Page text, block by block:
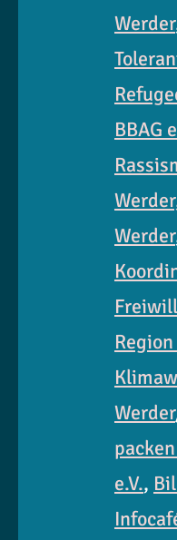
Werder
BBAG
Werder
Werder
e.V.,